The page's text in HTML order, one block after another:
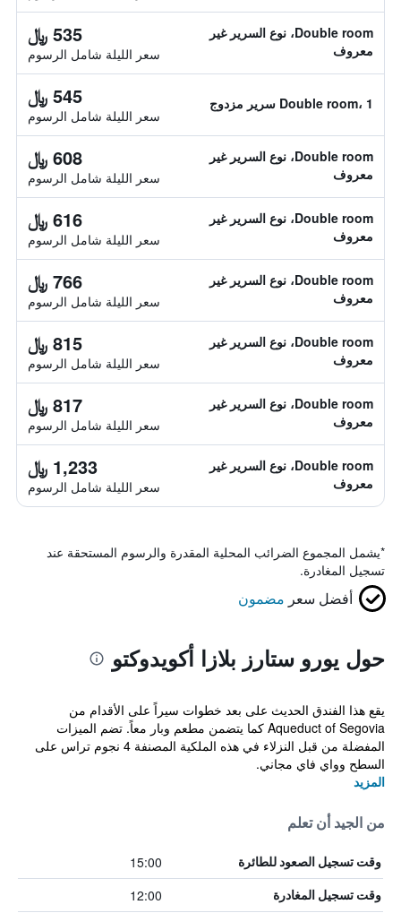
Double room، نوع السرير غير
معروف
535 ﷼
سعر الليلة شامل الرسوم
Double room، 1 سرير مزدوج 545 ﷼
سعر الليلة شامل الرسوم
Double room، نوع السرير غير
معروف
608 ﷼
سعر الليلة شامل الرسوم
Double room، نوع السرير غير
معروف
616 ﷼
سعر الليلة شامل الرسوم
Double room، نوع السرير غير
معروف
766 ﷼
سعر الليلة شامل الرسوم
Double room، نوع السرير غير
معروف
815 ﷼
سعر الليلة شامل الرسوم
Double room، نوع السرير غير
معروف
817 ﷼
سعر الليلة شامل الرسوم
Double room، نوع السرير غير
معروف
1,233 ﷼
سعر الليلة شامل الرسوم
*يشمل المجموع الضرائب المحلية المقدرة والرسوم المستحقة عند
تسجيل المغادرة.
أفضل سعر مضمون
حول يورو ستارز بلازا أكويدوكتو
يقع هذا الفندق الحديث على بعد خطوات سيراً على الأقدام من
Aqueduct of Segovia كما يتضمن مطعم وبار معاً. تضم الميزات
المفضلة من قبل النزلاء في هذه الملكية المصنفة 4 نجوم تراس على
السطح وواي فاي مجاني.
المزيد
من الجيد أن تعلم
وقت تسجيل الصعود للطائرة 15:00
وقت تسجيل المغادرة 12:00